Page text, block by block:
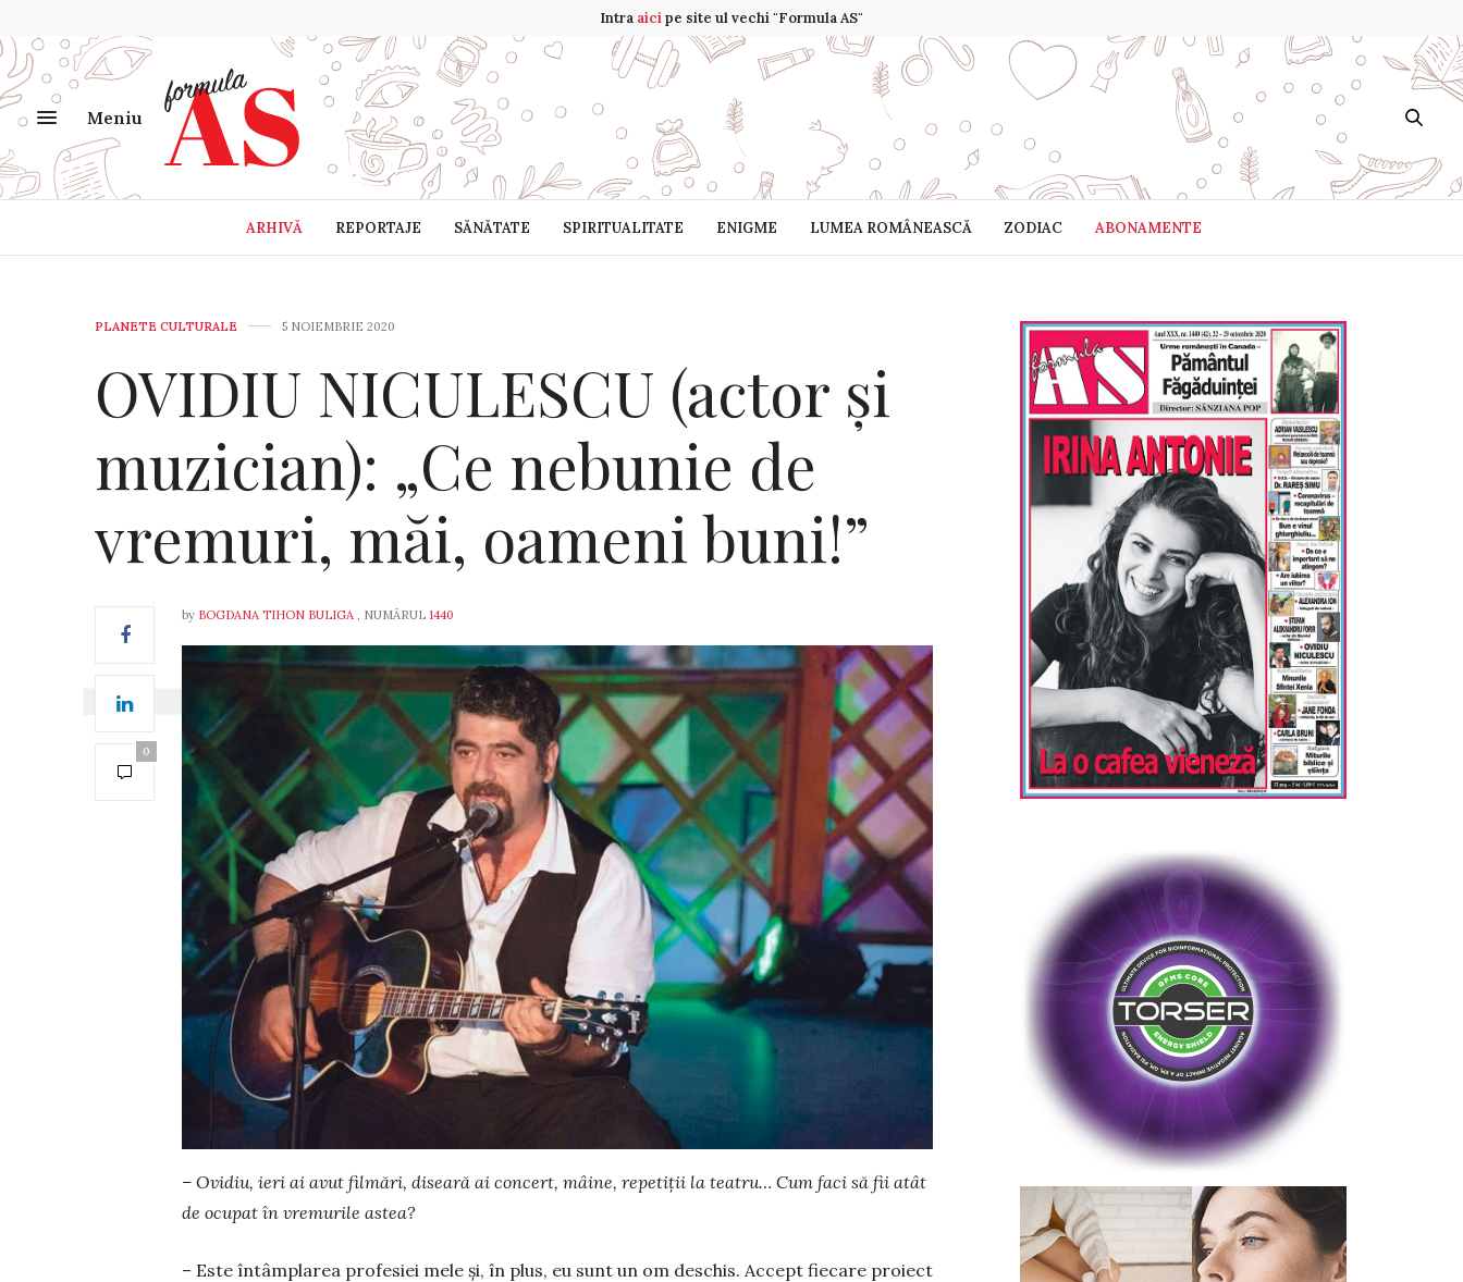
Intra aicipe site ul vechi "Formula AS"
Meniu
ARHIVĂ REPORTAJE SĂNĂTATE SPIRITUALITATE ENIGME LUMEA ROMÂNEASCĂ ZODIAC ABONAMENTE
PLANETE CULTURALE 5 NOIEMBRIE 2020
OVIDIU NICULESCU (actor şi
muzician): „Ce nebunie de
vremuri, măi, oameni buni!”
0
by BOGDANA TIHON BULIGA , NUMĂRUL 1440
– Ovidiu, ieri ai avut filmări, diseară ai concert, mâine, repetiţii la teatru… Cum faci să fii atât
de ocupat în vremurile astea?
– Este întâmplarea profesiei mele şi, în plus, eu sunt un om deschis. Accept fiecare proiect